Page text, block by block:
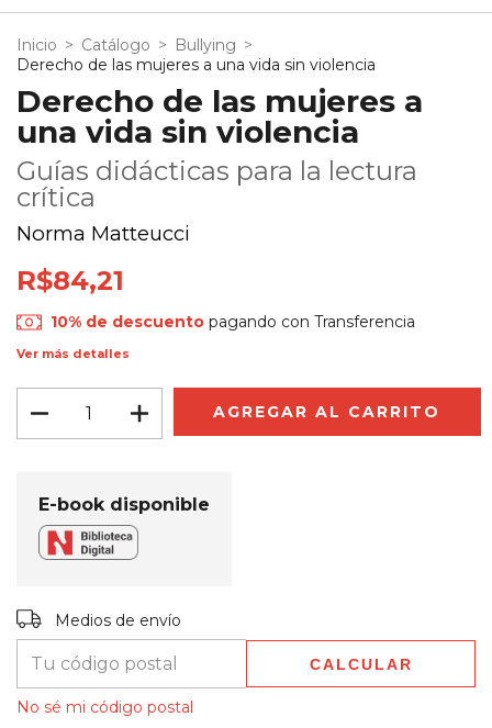
Inicio > Catálogo > Bullying >
Derecho de las mujeres a una vida sin violencia
Derecho de las mujeres a
una vida sin violencia
Guías didácticas para la lectura
crítica
Norma Matteucci
R$84,21
10% de descuento pagando con Transferencia
Ver más detalles
E-book disponible
Entregas para el CP:
Medios de envío
CALCULAR
No sé mi código postal